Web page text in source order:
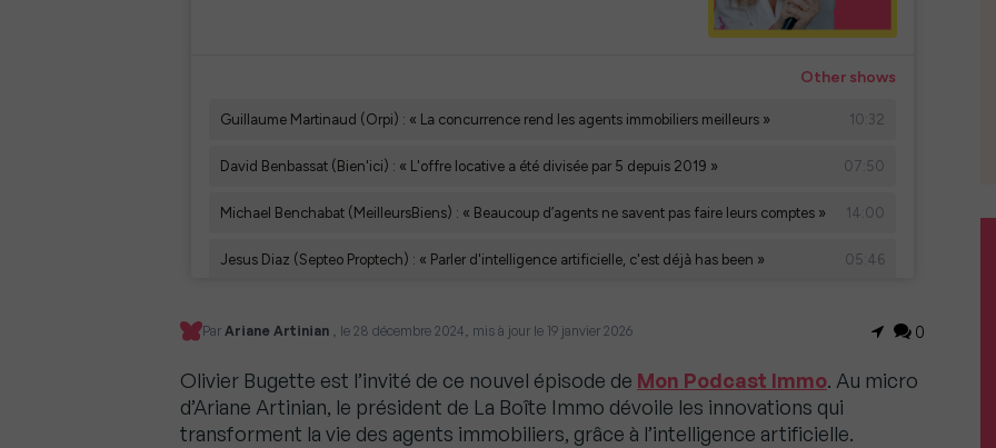
Par Ariane Artinian , le 28 décembre 2024, mis à jour le 19 janvier 2026 0
Olivier Bugette est l’invité de ce nouvel épisode de Mon Podcast Immo. Au micro
d’Ariane Artinian, le président de La Boîte Immo dévoile les innovations qui
transforment la vie des agents immobiliers, grâce à l’intelligence artificielle.